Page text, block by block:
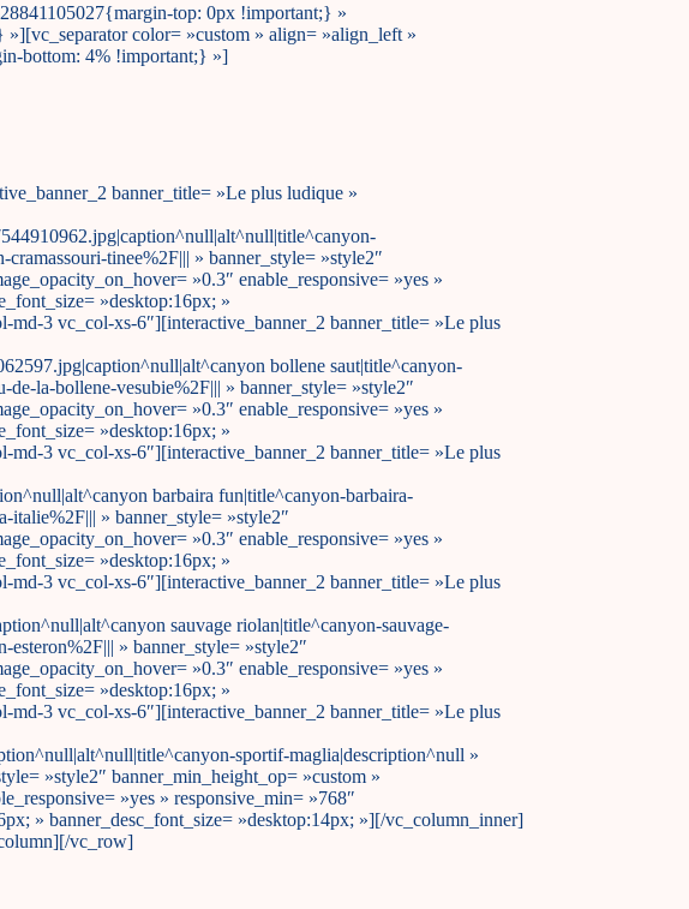
top: 0px !important;} »
color= »custom » align= »align_left »
bottom: 4% !important;} »]
banner_title= »Le plus ludique »
tinee%2F||| » banner_style= »style2″
»0.3″ enable_responsive= »yes »
»desktop:16px; »
3 vc_col-xs-6″][interactive_banner_2 banner_title= »Le plus
bollene saut|title^canyon-
la-bollene-vesubie%2F||| » banner_style= »style2″
»0.3″ enable_responsive= »yes »
»desktop:16px; »
3 vc_col-xs-6″][interactive_banner_2 banner_title= »Le plus
barbaira fun|title^canyon-barbaira-
» banner_style= »style2″
»0.3″ enable_responsive= »yes »
»desktop:16px; »
3 vc_col-xs-6″][interactive_banner_2 banner_title= »Le plus
sauvage riolan|title^canyon-sauvage-
» banner_style= »style2″
»0.3″ enable_responsive= »yes »
»desktop:16px; »
3 vc_col-xs-6″][interactive_banner_2 banner_title= »Le plus
sportif-maglia|description^null »
»style2″ banner_min_height_op= »custom »
»yes » responsive_min= »768″
» banner_desc_font_size= »desktop:14px; »][/vc_column_inner]
vc_row]